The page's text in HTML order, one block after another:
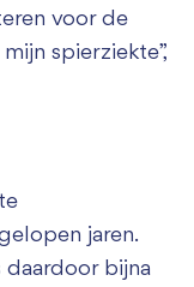
voor de
spierziekte”,
jaren.
bijna